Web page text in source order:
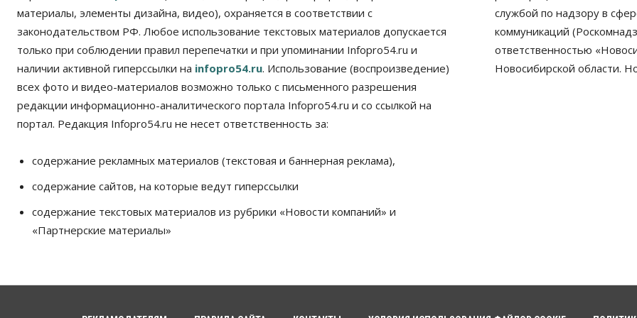
материалы, элементы дизайна, видео), охраняется в соответствии с
законодательством РФ. Любое использование текстовых материалов допускается
только при соблюдении правил перепечатки и при упоминании Infopro54.ru и
наличии активной гиперссылки на infopro54.ru. Использование (воспроизведение)
всех фото и видео-материалов возможно только с письменного разрешения
редакции информационно-аналитического портала Infopro54.ru и со ссылкой на
портал. Редакция Infopro54.ru не несет ответственность за:
содержание рекламных материалов (текстовая и баннерная реклама),
содержание сайтов, на которые ведут гиперссылки
содержание текстовых материалов из рубрики «Новости компаний» и
«Партнерские материалы»
службой по надзору в
коммуникаций
ответственностью
Новосибирской области.